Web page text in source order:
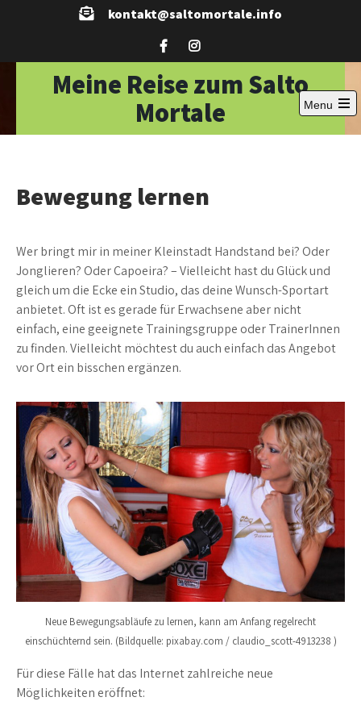
kontakt@saltomortale.info
Meine Reise zum Salto
Mortale
Menu
Open
Bewegung lernen
Wer bringt mir in meiner Kleinstadt Handstand bei? Oder
Jonglieren? Oder Capoeira? – Vielleicht hast du Glück und
gleich um die Ecke ein Studio, das deine Wunsch-Sportart
anbietet. Oft ist es gerade für Erwachsene aber nicht
einfach, eine geeignete Trainingsgruppe oder TrainerInnen
zu finden. Vielleicht möchtest du auch einfach das Angebot
vor Ort ein bisschen ergänzen.
Neue Bewegungsabläufe zu lernen, kann am Anfang regelrecht
einschüchternd sein. (Bildquelle: pixabay.com / claudio_scott-4913238 )
Für diese Fälle hat das Internet zahlreiche neue
Möglichkeiten eröffnet: